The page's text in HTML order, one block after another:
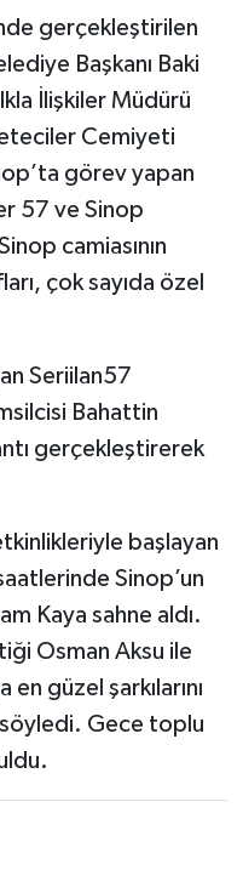
gerçekleştirilen
Başkanı Baki
İlişkiler Müdürü
Cemiyeti
görev yapan
57 ve Sinop
camiasının
çok sayıda özel
Seriilan57
Bahattin
gerçekleştirerek
başlayan
Sinop’un
Kaya sahne aldı.
Osman Aksu ile
en güzel şarkılarını
Gece toplu